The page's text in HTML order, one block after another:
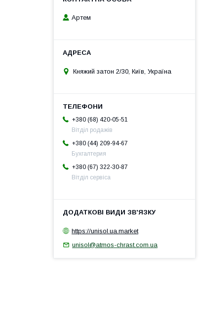
Артем
Княжий затон 2/30, Київ, Україна
+380 (68) 420-05-51
Вітділ родажів
+380 (44) 209-94-67
Бухгалтерия
+380 (67) 322-30-87
Вітділ сервіса
https://unisol.ua.market
unisol@atmos-chrast.com.ua